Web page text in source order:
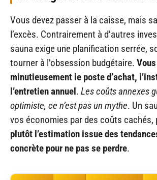
Vous devez passer à la caisse, mais
l’excès. Contrairement à d’autres
sauna exige une planification serrée,
tourner à l’obsession budgétaire.
minutieusement le poste d’achat,
l’entretien annuel. Les coûts annexes
optimiste, ce n’est pas un mythe. Un
vos économies par des coûts cachés,
plutôt l’estimation issue des
concrète pour ne pas se perdre.